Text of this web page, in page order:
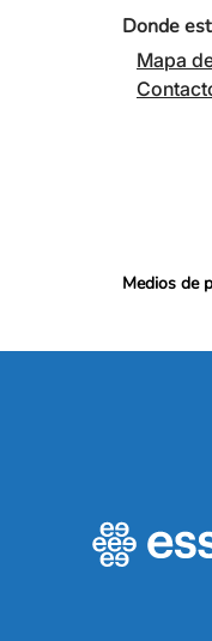
Donde
Mapa
Medios de